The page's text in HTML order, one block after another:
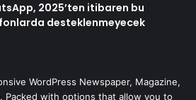
2025’ten itibaren bu
desteklenmeyecek
WordPress Newspaper, Magazine,
Packed with options that allow you to